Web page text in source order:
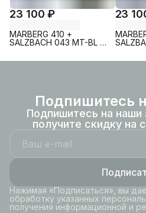
23 100 ₽
MARBERG 410 +
SALZBACH 043 MT-BL +
23
Подпишитесь
Подпишитесь на наши
получите скидку на
Нажимая «Подписаться», вы
обработку указанных
получения информационной и